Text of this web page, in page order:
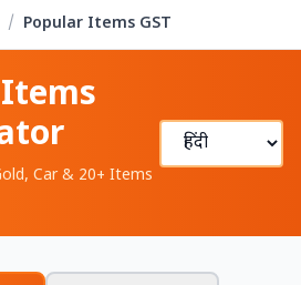
/ Popular Items GST
Car & 20+ Items